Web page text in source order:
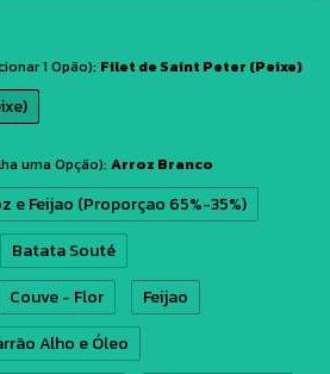
1 Opão): Filet de Saint Peter (Peixe)
uma Opção): Arroz Branco
e Feijao (Proporçao 65%-35%)
Batata Souté
Couve - Flor
Feijao
Alho e Óleo